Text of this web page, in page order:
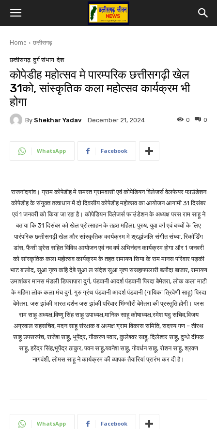
Home छत्तीसगढ़
छत्तीसगढ़ दुर्ग संभाग देश
कोपेडीह महोत्सव मे पारम्परिक छत्तीसगढ़ी खेल
31को, सांस्कृतिक कला महोत्सव कार्यक्रम भी
होगा
By Shekhar Yadav December 21, 2024 0
0
WhatsApp Facebook
राजनांदगांव। ग्राम कोपेडीह मे समस्त ग्रामवासी एवं कोपेडियन विलेजर्स वेलफेयर फाउंडेशन
कोपेडीह के संयुक्त तत्वाधान में दो दिवसीय कोपेडीह महोत्सव का आयोजन आगामी 31 दिसंबर
एवं 1 जनवरी को किया जा रहा है। कोपेडियन विलेजर्स फाउंडेशन के अध्यक्ष परस राम साहू ने
बताया कि 31 दिसंबर को खेल प्रोत्साहन के तहत महिला, पुरुष, युवा वर्ग एवं बच्चों के लिए
पारंपरिक छत्तीसगढ़ी खेल और सांस्कृतिक कार्यक्रम मे श्रद्धांजलि संगीत संध्या, रिकॉर्डिंग
डांस, फैंसी ड्रेस सहित विविध आयोजन एवं नव वर्ष अभिनंदन कार्यक्रम होगा और 1 जनवरी
को सांस्कृतिक कला महोत्सव कार्यक्रम के तहत रामायण सिया के राम मानस परिवार पड़की
भाट बालोद, सुआ नृत्य कहि देबे सुआ ल संदेश सुआ नृत्य ससहापपलारी बलौदा बाजार, रामायण
उमाशंकर मानस मंडली डिपरापारा दुर्ग, पंडवानी आदर्श पंडवानी पिरदा बेमेतरा, लोक कला माटी
के महिमा लोक कला मंच दुर्ग, गुरु ग्रंथ पंडवानी आदर्श पंडवानी (गायिका त्रिवेणी साहू) पिरदा
बेमेतरा, जस झांकी भारत दर्शन जस झांकी परिवार भिंम्भौरी बेमेतरा की प्रस्तुति होगी। परस
राम साहू अध्यक्ष,विष्णु सिंह साहू उपाध्यक्ष,मानिक साहू कोषाध्यक्ष,रमेश यदु सचिव,विजय
अग्रवाल सहसचिव, मदन साहू संरक्षक व अध्यक्ष ग्राम विकास समिति, सदस्य गण – तीरथ
साहू उपसरपंच, राजेश साहू, भूपेंद्र, गौकरण पवार, कुलेश्वर साहू, दिलेश्वर साहू, दुग्धे दीपक
साहू, हरेंद्र सिंह,भूपेंद्र ठाकुर, पवन साहू,यवनेश साहू, गोवर्धन साहू, रोशन साहू, श्रवण
नागवंशी, लोमस साहू ने कार्यक्रम की व्यापक तैयारियां प्रारंभ कर दी है।
WhatsApp Facebook